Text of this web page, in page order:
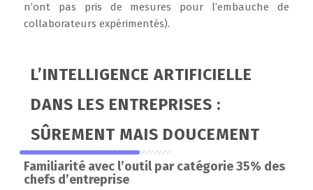
n’ont pas pris de mesures pour l’embauche de
collaborateurs expérimentés).
L’INTELLIGENCE ARTIFICIELLE
DANS LES ENTREPRISES :
SÛREMENT MAIS DOUCEMENT
Familiarité avec l’outil par catégorie 35% des
chefs d’entreprise